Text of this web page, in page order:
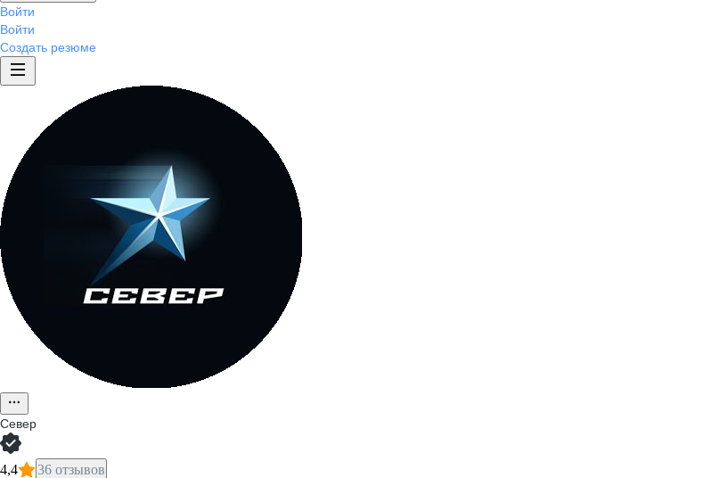
Войти
Войти
Создать резюме
Север
4,4 36 отзывов